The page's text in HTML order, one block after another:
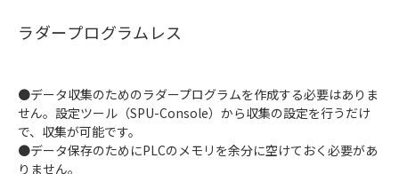
ラダープログラムレス
●データ収集のためのラダープログラムを作成する必要はありま
せん。設定ツール（SPU-Console）から収集の設定を行うだけ
で、収集が可能です。
●データ保存のためにPLCのメモリを余分に空けておく必要があ
りません。